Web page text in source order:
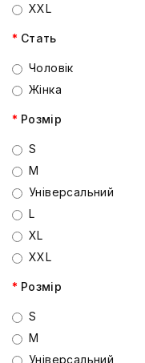
XXL
Стать
Чоловік
Жінка
Розмір
S
M
Універсальний
L
XL
XXL
Розмір
S
M
Універсальний